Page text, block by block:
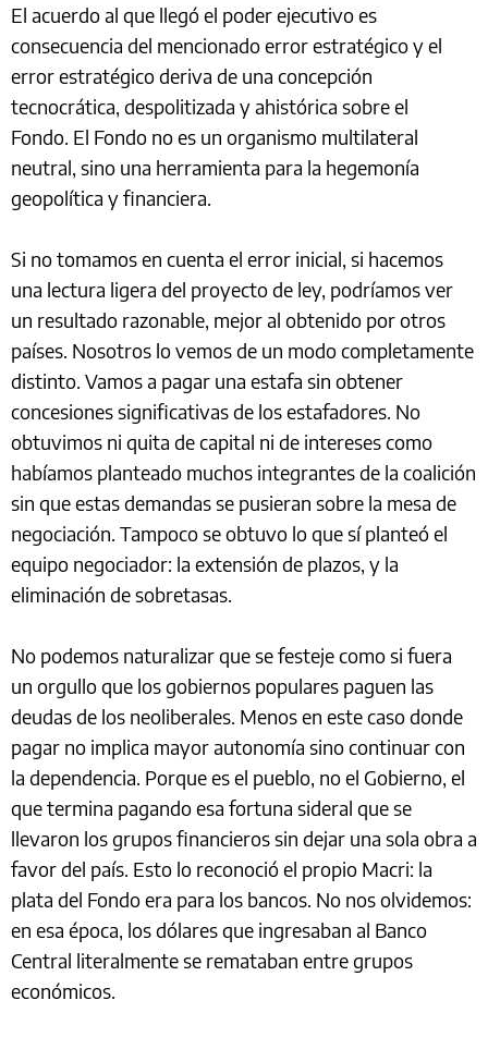
El acuerdo al que llegó el poder ejecutivo es
consecuencia del mencionado error estratégico y el
error estratégico deriva de una concepción
tecnocrática, despolitizada y ahistórica sobre el
Fondo. El Fondo no es un organismo multilateral
neutral, sino una herramienta para la hegemonía
geopolítica y financiera.
Si no tomamos en cuenta el error inicial, si hacemos
una lectura ligera del proyecto de ley, podríamos ver
un resultado razonable, mejor al obtenido por otros
países. Nosotros lo vemos de un modo completamente
distinto. Vamos a pagar una estafa sin obtener
concesiones significativas de los estafadores. No
obtuvimos ni quita de capital ni de intereses como
habíamos planteado muchos integrantes de la coalición
sin que estas demandas se pusieran sobre la mesa de
negociación. Tampoco se obtuvo lo que sí planteó el
equipo negociador: la extensión de plazos, y la
eliminación de sobretasas.
No podemos naturalizar que se festeje como si fuera
un orgullo que los gobiernos populares paguen las
deudas de los neoliberales. Menos en este caso donde
pagar no implica mayor autonomía sino continuar con
la dependencia. Porque es el pueblo, no el Gobierno, el
que termina pagando esa fortuna sideral que se
llevaron los grupos financieros sin dejar una sola obra a
favor del país. Esto lo reconoció el propio Macri: la
plata del Fondo era para los bancos. No nos olvidemos:
en esa época, los dólares que ingresaban al Banco
Central literalmente se remataban entre grupos
económicos.